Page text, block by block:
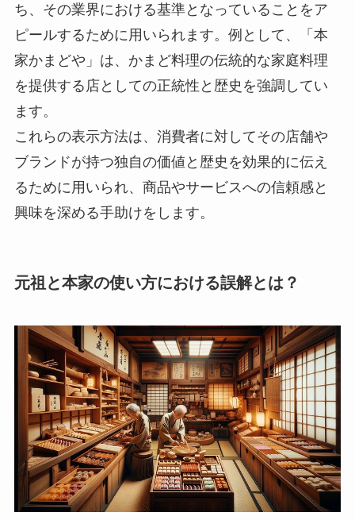
ち、その業界における基準となっていることをア
ピールするために用いられます。例として、「本
家かまどや」は、かまど料理の伝統的な家庭料理
を提供する店としての正統性と歴史を強調してい
ます。
これらの表示方法は、消費者に対してその店舗や
ブランドが持つ独自の価値と歴史を効果的に伝え
るために用いられ、商品やサービスへの信頼感と
興味を深める手助けをします。
元祖と本家の使い方における誤解とは？